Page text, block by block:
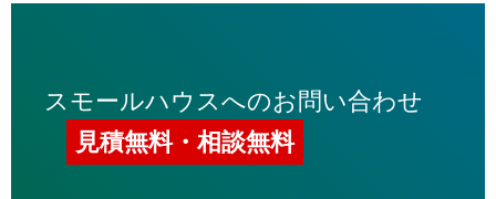
スモールハウスへのお問い合わせ
見積無料・相談無料